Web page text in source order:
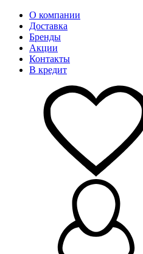
О компании
Доставка
Бренды
Акции
Контакты
В кредит